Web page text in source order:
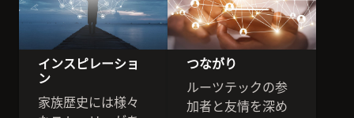
インスピレーショ
ン
家族歴史には様々
つながり
ルーツテックの参
加者と友情を深め